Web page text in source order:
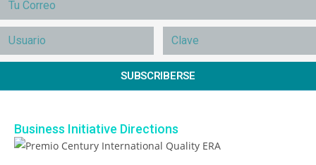
SUBSCRIBERSE
Business Initiative Directions